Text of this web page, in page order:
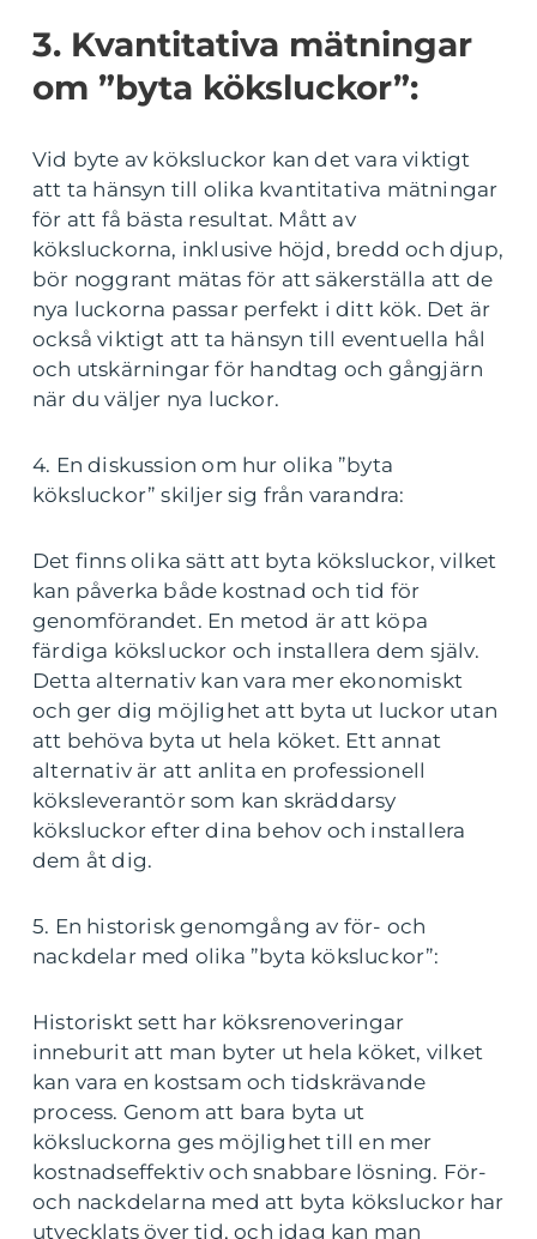
3. Kvantitativa mätningar
om ”byta köksluckor”:
Vid byte av köksluckor kan det vara viktigt
att ta hänsyn till olika kvantitativa mätningar
för att få bästa resultat. Mått av
köksluckorna, inklusive höjd, bredd och djup,
bör noggrant mätas för att säkerställa att de
nya luckorna passar perfekt i ditt kök. Det är
också viktigt att ta hänsyn till eventuella hål
och utskärningar för handtag och gångjärn
när du väljer nya luckor.
4. En diskussion om hur olika ”byta
köksluckor” skiljer sig från varandra:
Det finns olika sätt att byta köksluckor, vilket
kan påverka både kostnad och tid för
genomförandet. En metod är att köpa
färdiga köksluckor och installera dem själv.
Detta alternativ kan vara mer ekonomiskt
och ger dig möjlighet att byta ut luckor utan
att behöva byta ut hela köket. Ett annat
alternativ är att anlita en professionell
köksleverantör som kan skräddarsy
köksluckor efter dina behov och installera
dem åt dig.
5. En historisk genomgång av för- och
nackdelar med olika ”byta köksluckor”:
Historiskt sett har köksrenoveringar
inneburit att man byter ut hela köket, vilket
kan vara en kostsam och tidskrävande
process. Genom att bara byta ut
köksluckorna ges möjlighet till en mer
kostnadseffektiv och snabbare lösning. För-
och nackdelarna med att byta köksluckor har
utvecklats över tid, och idag kan man